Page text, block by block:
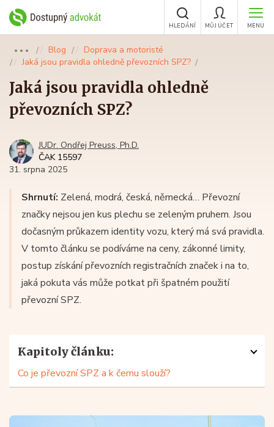
MENU
MŮJ ÚČET
HLEDÁNÍ
●●● Blog
Doprava a motoristé
Jaká jsou pravidla ohledně převozních SPZ?
Jaká jsou pravidla ohledně
převozních SPZ?
JUDr. Ondřej Preuss, Ph.D.
ČAK 15597
31. srpna 2025
Shrnutí: Zelená, modrá, česká, německá… Převozní
značky nejsou jen kus plechu se zeleným pruhem. Jsou
dočasným průkazem identity vozu, který má svá pravidla.
V tomto článku se podíváme na ceny, zákonné limity,
postup získání převozních registračních značek i na to,
jaká pokuta vás může potkat při špatném použití
převozní SPZ.
Kapitoly článku:
Co je převozní SPZ a k čemu slouží?